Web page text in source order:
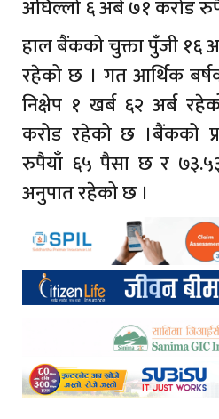
अघिल्लो ६ अर्ब ७१ करोड
हाल बैंकको चुक्ता पुँजी १६
रहेको छ । गत आर्थिक
निक्षेप १ खर्ब ६२ अर्ब
करोड रहेको छ ।बैंकको
रुपैयाँ ६५ पैसा छ र ७३.५३
अनुपात रहेको छ ।